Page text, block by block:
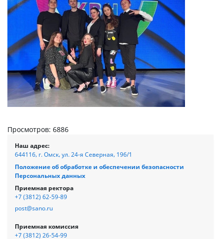
Просмотров: 6886
Наш адрес:
644116, г. Омск, ул. 24-я Северная, 196/1
Положение об обработке и обеспечении безопасности
Персональных данных
Приемная ректора
+7 (3812) 62-59-89
post@sano.ru
Приемная комиссия
+7 (3812) 26-54-99